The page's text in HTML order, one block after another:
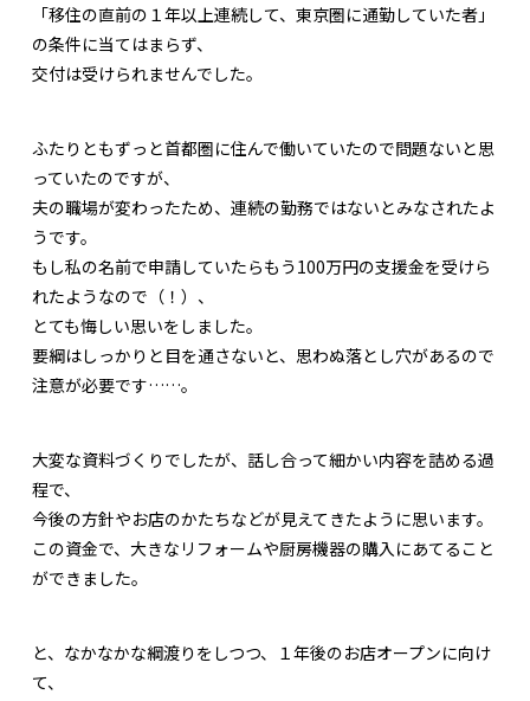
「移住の直前の１年以上連続して、東京圏に通勤していた者」
の条件に当てはまらず、
交付は受けられませんでした。
ふたりともずっと首都圏に住んで働いていたので問題ないと思
っていたのですが、
夫の職場が変わったため、連続の勤務ではないとみなされたよ
うです。
もし私の名前で申請していたらもう100万円の支援金を受けら
れたようなので（！）、
とても悔しい思いをしました。
要綱はしっかりと目を通さないと、思わぬ落とし穴があるので
注意が必要です……。
大変な資料づくりでしたが、話し合って細かい内容を詰める過
程で、
今後の方針やお店のかたちなどが見えてきたように思います。
この資金で、大きなリフォームや厨房機器の購入にあてること
ができました。
と、なかなかな綱渡りをしつつ、１年後のお店オープンに向け
て、